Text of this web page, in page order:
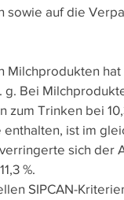
auf die
hat
g. Bei
Trinken bei
ist im
sich der
%.
SIPCAN-